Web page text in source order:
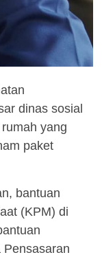
dinas sosial
yang
paket
bantuan
(KPM) di
Pensasaran